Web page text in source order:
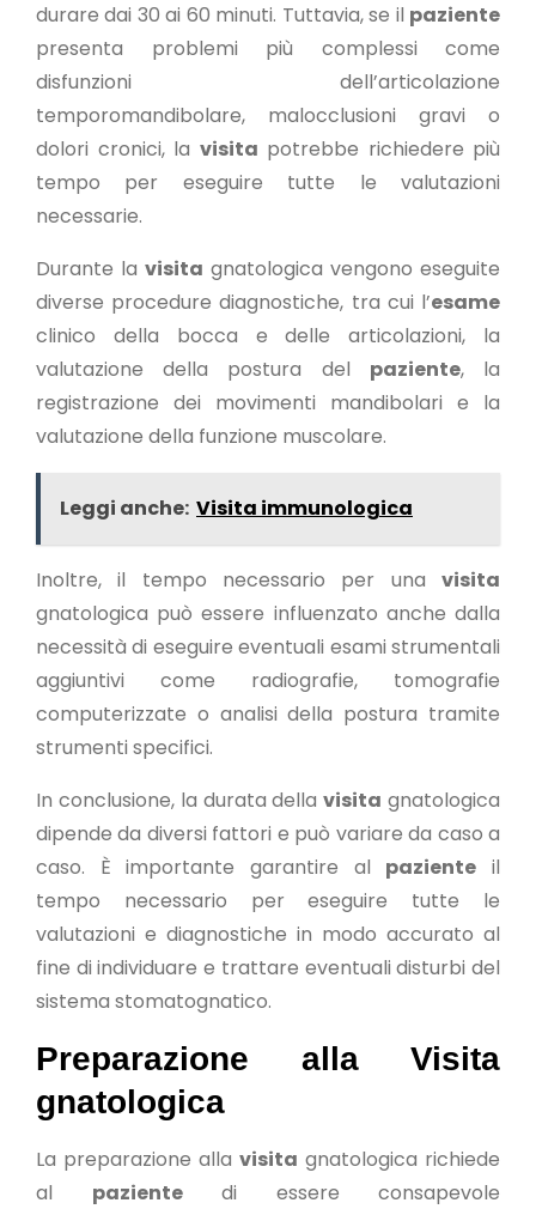
durare dai 30 ai 60 minuti. Tuttavia, se il paziente
presenta problemi più complessi come
disfunzioni dell’articolazione
temporomandibolare, malocclusioni gravi o
dolori cronici, la visita potrebbe richiedere più
tempo per eseguire tutte le valutazioni
necessarie.
Durante la visita gnatologica vengono eseguite
diverse procedure diagnostiche, tra cui l’esame
clinico della bocca e delle articolazioni, la
valutazione della postura del paziente, la
registrazione dei movimenti mandibolari e la
valutazione della funzione muscolare.
Leggi anche: Visita immunologica
Inoltre, il tempo necessario per una visita
gnatologica può essere influenzato anche dalla
necessità di eseguire eventuali esami strumentali
aggiuntivi come radiografie, tomografie
computerizzate o analisi della postura tramite
strumenti specifici.
In conclusione, la durata dellavisita gnatologica
dipende da diversi fattori e può variare da caso a
caso. È importante garantire al paziente il
tempo necessario per eseguire tutte le
valutazioni e diagnostiche in modo accurato al
fine di individuare e trattare eventuali disturbi del
sistema stomatognatico.
Preparazione alla Visita
gnatologica
La preparazione alla visita gnatologica richiede
al pazientedi essere consapevole